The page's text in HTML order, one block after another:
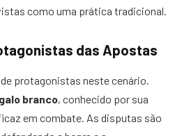
como uma prática tradicional.
das Apostas
protagonistas neste cenário.
galo branco, conhecido por sua
em combate. As disputas são